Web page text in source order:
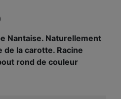
Nantaise. Naturellement
de la carotte. Racine
rond de couleur